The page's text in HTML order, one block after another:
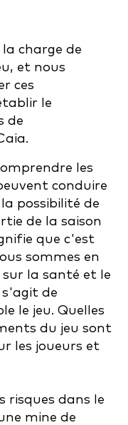
charge de
et nous
ces
le
de
les
conduire
possibilité de
de la saison
que c'est
sommes en
la santé et le
s'agit de
le jeu. Quelles
du jeu sont
les joueurs et
risques dans le
mine de